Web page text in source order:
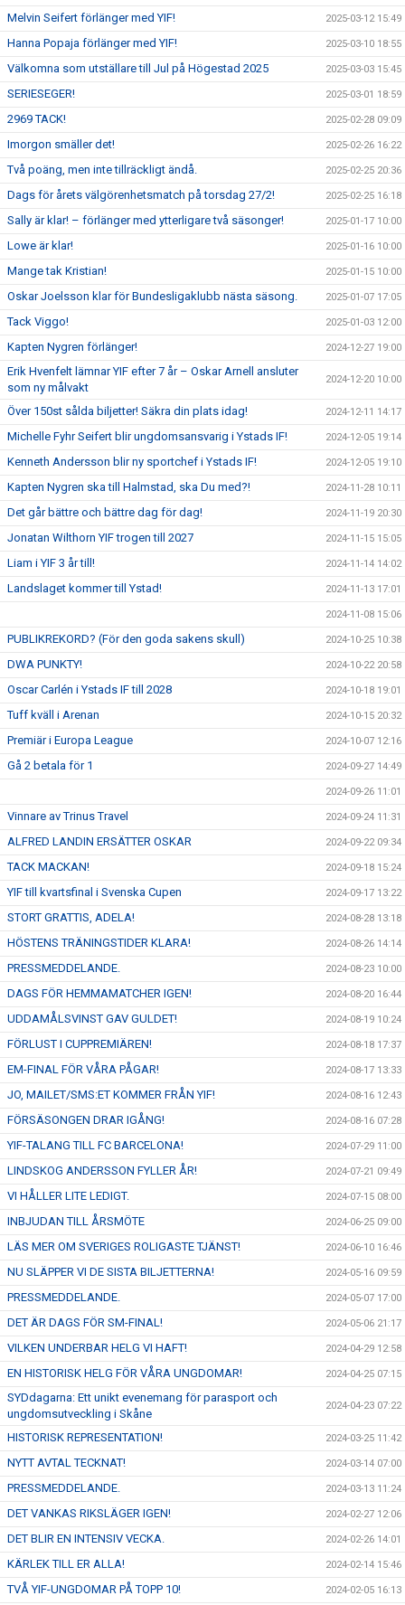
Melvin Seifert förlänger med YIF! 2025-03-12 15:49
Hanna Popaja förlänger med YIF! 2025-03-10 18:55
Välkomna som utställare till Jul på Högestad 2025 2025-03-03 15:45
SERIESEGER! 2025-03-01 18:59
2969 TACK! 2025-02-28 09:09
Imorgon smäller det! 2025-02-26 16:22
Två poäng, men inte tillräckligt ändå. 2025-02-25 20:36
Dags för årets välgörenhetsmatch på torsdag 27/2! 2025-02-25 16:18
Sally är klar! – förlänger med ytterligare två säsonger! 2025-01-17 10:00
Lowe är klar! 2025-01-16 10:00
Mange tak Kristian! 2025-01-15 10:00
Oskar Joelsson klar för Bundesligaklubb nästa säsong. 2025-01-07 17:05
Tack Viggo! 2025-01-03 12:00
Kapten Nygren förlänger! 2024-12-27 19:00
Erik Hvenfelt lämnar YIF efter 7 år – Oskar Arnell ansluter
som ny målvakt
2024-12-20 10:00
Över 150st sålda biljetter! Säkra din plats idag! 2024-12-11 14:17
Michelle Fyhr Seifert blir ungdomsansvarig i Ystads IF! 2024-12-05 19:14
Kenneth Andersson blir ny sportchef i Ystads IF! 2024-12-05 19:10
Kapten Nygren ska till Halmstad, ska Du med?! 2024-11-28 10:11
Det går bättre och bättre dag för dag! 2024-11-19 20:30
Jonatan Wilthorn YIF trogen till 2027 2024-11-15 15:05
Liam i YIF 3 år till! 2024-11-14 14:02
Landslaget kommer till Ystad! 2024-11-13 17:01
2024-11-08 15:06
PUBLIKREKORD? (För den goda sakens skull) 2024-10-25 10:38
DWA PUNKTY! 2024-10-22 20:58
Oscar Carlén i Ystads IF till 2028 2024-10-18 19:01
Tuff kväll i Arenan 2024-10-15 20:32
Premiär i Europa League 2024-10-07 12:16
Gå 2 betala för 1 2024-09-27 14:49
2024-09-26 11:01
Vinnare av Trinus Travel 2024-09-24 11:31
ALFRED LANDIN ERSÄTTER OSKAR 2024-09-22 09:34
TACK MACKAN! 2024-09-18 15:24
YIF till kvartsfinal i Svenska Cupen 2024-09-17 13:22
STORT GRATTIS, ADELA! 2024-08-28 13:18
HÖSTENS TRÄNINGSTIDER KLARA! 2024-08-26 14:14
PRESSMEDDELANDE. 2024-08-23 10:00
DAGS FÖR HEMMAMATCHER IGEN! 2024-08-20 16:44
UDDAMÅLSVINST GAV GULDET! 2024-08-19 10:24
FÖRLUST I CUPPREMIÄREN! 2024-08-18 17:37
EM-FINAL FÖR VÅRA PÅGAR! 2024-08-17 13:33
JO, MAILET/SMS:ET KOMMER FRÅN YIF! 2024-08-16 12:43
FÖRSÄSONGEN DRAR IGÅNG! 2024-08-16 07:28
YIF-TALANG TILL FC BARCELONA! 2024-07-29 11:00
LINDSKOG ANDERSSON FYLLER ÅR! 2024-07-21 09:49
VI HÅLLER LITE LEDIGT. 2024-07-15 08:00
INBJUDAN TILL ÅRSMÖTE 2024-06-25 09:00
LÄS MER OM SVERIGES ROLIGASTE TJÄNST! 2024-06-10 16:46
NU SLÄPPER VI DE SISTA BILJETTERNA! 2024-05-16 09:59
PRESSMEDDELANDE. 2024-05-07 17:00
DET ÄR DAGS FÖR SM-FINAL! 2024-05-06 21:17
VILKEN UNDERBAR HELG VI HAFT! 2024-04-29 12:58
EN HISTORISK HELG FÖR VÅRA UNGDOMAR! 2024-04-25 07:15
SYDdagarna: Ett unikt evenemang för parasport och
ungdomsutveckling i Skåne
2024-04-23 07:22
HISTORISK REPRESENTATION! 2024-03-25 11:42
NYTT AVTAL TECKNAT! 2024-03-14 07:00
PRESSMEDDELANDE. 2024-03-13 11:24
DET VANKAS RIKSLÄGER IGEN! 2024-02-27 12:06
DET BLIR EN INTENSIV VECKA. 2024-02-26 14:01
KÄRLEK TILL ER ALLA! 2024-02-14 15:46
TVÅ YIF-UNGDOMAR PÅ TOPP 10! 2024-02-05 16:13